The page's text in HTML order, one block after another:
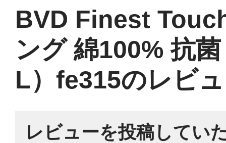
BVD Finest
ング 綿100% 抗
L）fe315のレビ
レビューを投稿してい